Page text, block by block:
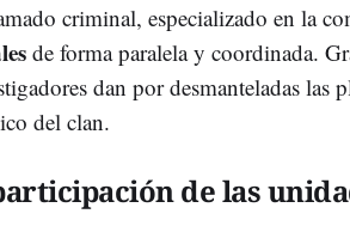
criminal, especializado en la
de forma paralela y coordinada.
dan por desmanteladas las
del clan.
de las